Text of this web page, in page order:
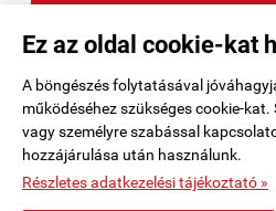
Ez az oldal cookie-kat
A böngészés folytatásával
működéséhez szükséges cookie-
vagy személyre szabással
hozzájárulása után használunk.
Részletes adatkezelési tájékoztató »
Rendelési feltételek|Elérhetőségek|
Oldaltérkép|